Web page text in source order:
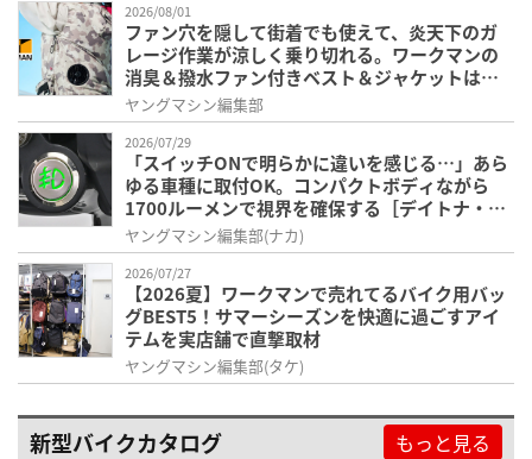
2026/08/01
ファン穴を隠して街着でも使えて、炎天下のガ
レージ作業が涼しく乗り切れる。ワークマンの
消臭＆撥水ファン付きベスト＆ジャケットは、
夏ライダーのベストバイアイテム
ヤングマシン編集部
2026/07/29
「スイッチONで明らかに違いを感じる…」あら
ゆる車種に取付OK。コンパクトボディながら
1700ルーメンで視界を確保する［デイトナ・
LEDフォグランプユニット プレシャスレイ スモ
ール］
ヤングマシン編集部(ナカ)
2026/07/27
【2026夏】ワークマンで売れてるバイク用バッ
グBEST5！サマーシーズンを快適に過ごすアイ
テムを実店舗で直撃取材
ヤングマシン編集部(タケ)
新型バイクカタログ もっと見る